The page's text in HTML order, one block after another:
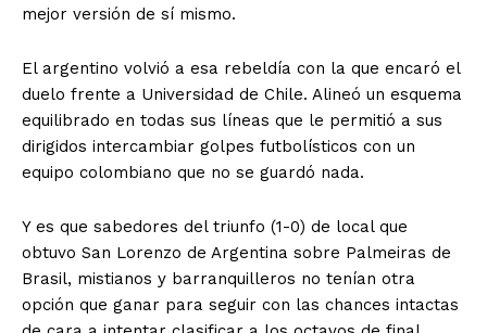
mejor versión de sí mismo.
El argentino volvió a esa rebeldía con la que encaró el
duelo frente a Universidad de Chile. Alineó un esquema
equilibrado en todas sus líneas que le permitió a sus
dirigidos intercambiar golpes futbolísticos con un
equipo colombiano que no se guardó nada.
Y es que sabedores del triunfo (1-0) de local que
obtuvo San Lorenzo de Argentina sobre Palmeiras de
Brasil, mistianos y barranquilleros no tenían otra
opción que ganar para seguir con las chances intactas